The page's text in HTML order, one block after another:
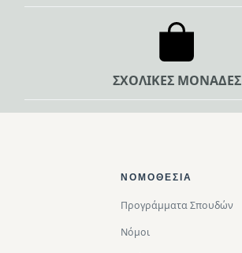
ΣΧΟΛΙΚΕΣ ΜΟΝΑΔΕΣ
ΝΟΜΟΘΕΣΊΑ
Προγράμματα Σπουδών
Νόμοι